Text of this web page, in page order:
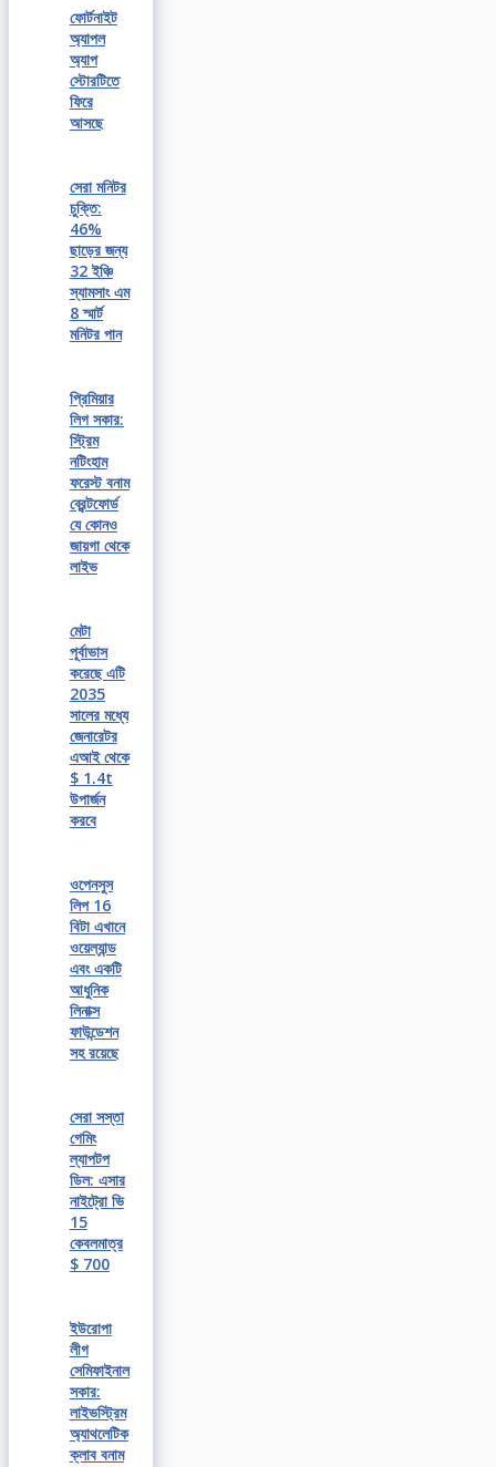
ফোর্টনাইট
অ্যাপল
অ্যাপ
স্টোরটিতে
ফিরে
আসছে
সেরা মনিটর
চুক্তি:
46%
ছাড়ের জন্য
32 ইঞ্চি
স্যামসাং এম
8 স্মার্ট
মনিটর পান
প্রিমিয়ার
লিগ সকার:
স্ট্রিম
নটিংহাম
ফরেস্ট বনাম
ব্রেন্টফোর্ড
যে কোনও
জায়গা থেকে
লাইভ
মেটা
পূর্বাভাস
করেছে এটি
2035
সালের মধ্যে
জেনারেটর
এআই থেকে
$ 1.4t
উপার্জন
করবে
ওপেনসুস
লিপ 16
বিটা এখানে
ওয়েল্যান্ড
এবং একটি
আধুনিক
লিনাক্স
ফাউন্ডেশন
সহ রয়েছে
সেরা সস্তা
গেমিং
ল্যাপটপ
ডিল: এসার
নাইট্রো ভি
15
কেবলমাত্র
$ 700
ইউরোপা
লীগ
সেমিফাইনাল
সকার:
লাইভস্ট্রিম
অ্যাথলেটিক
ক্লাব বনাম